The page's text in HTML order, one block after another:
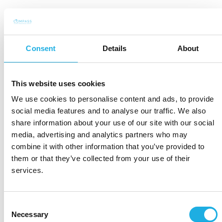
Consent Details About
This website uses cookies
We use cookies to personalise content and ads, to provide
social media features and to analyse our traffic. We also
share information about your use of our site with our social
media, advertising and analytics partners who may
combine it with other information that you’ve provided to
them or that they’ve collected from your use of their
services.
Selection
Necessary
UX Designer
BI Consultant
Internal IT Specialist
Business Analyst
Senior Analyst
App Developer
Head of IT Operations & Security
Embedded Software Engineer
Agile Coach